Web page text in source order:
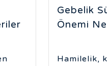
Gebelik
Önemi
Hamilelik,